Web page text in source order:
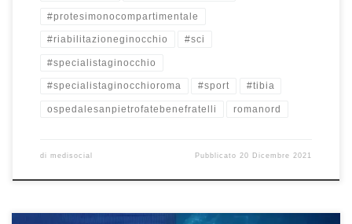
#protesimonocompartimentale
#riabilitazioneginocchio #sci
#specialistaginocchio
#specialistaginocchioroma #sport #tibia
ospedalesanpietrofatebenefratelli romanord
di medisocial Pubblicato 20 Dicembre 2021